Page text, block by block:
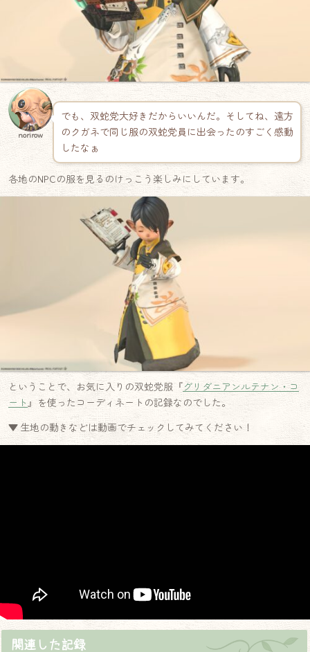
norirow
でも、双蛇党大好きだからいいんだ。そしてね、遠方
のクガネで同じ服の双蛇党員に出会ったのすごく感動
したなぁ
各地のNPCの服を見るのけっこう楽しみにしています。
ということで、お気に入りの双蛇党服『グリダニアンルテナン・コ
ート』を使ったコーディネートの記録なのでした。
▼ 生地の動きなどは動画でチェックしてみてください！
関連した記録